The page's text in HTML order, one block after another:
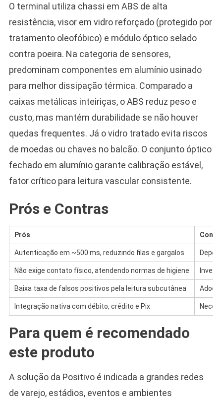
O terminal utiliza chassi em ABS de alta
resistência, visor em vidro reforçado (protegido por
tratamento oleofóbico) e módulo óptico selado
contra poeira. Na categoria de sensores,
predominam componentes em alumínio usinado
para melhor dissipação térmica. Comparado a
caixas metálicas inteiriças, o ABS reduz peso e
custo, mas mantém durabilidade se não houver
quedas frequentes. Já o vidro tratado evita riscos
de moedas ou chaves no balcão. O conjunto óptico
fechado em alumínio garante calibração estável,
fator crítico para leitura vascular consistente.
Prós e Contras
Prós
Autenticação em ~500 ms, reduzindo filas e gargalos
Não exige contato físico, atendendo normas de higiene
Baixa taxa de falsos positivos pela leitura subcutânea
Integração nativa com débito, crédito e Pix
Para quem é recomendado
este produto
A solução da Positivo é indicada a grandes redes
de varejo, estádios, eventos e ambientes